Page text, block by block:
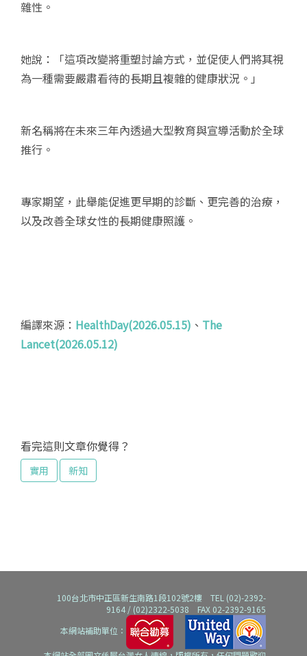
雜性。
她說：「這項改變將重塑討論方式，並促使人們將其視
為一種需要嚴肅看待的長期且複雜的健康狀況。」
新名稱將在未來三年內透過大型教育與宣導活動於全球
推行。
專家期望，此舉能促進更早期的診斷、更完善的治療，
以及改善全球女性的長期健康照護。
編譯來源： HealthDay(2026.05.15) 、 The
Lancet(2026.05.12)
看完這則文章你覺得？
實用 新知
100台北市中正區新生南路1段102號2樓 TEL (02)-2392-
9164 / (02)2322-5038 FAX 02-2392-9165
本網站補助單位：